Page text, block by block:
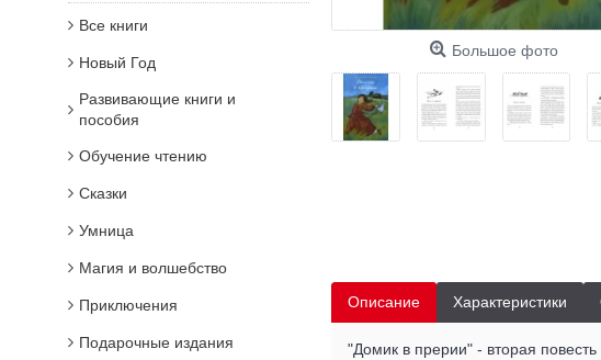
Все книги
Новый Год
Развивающие книги и
пособия
Обучение чтению
Сказки
Умница
Магия и волшебство
Приключения
Подарочные издания
Большое фото
Описание Характеристики
"Домик в прерии" - вторая